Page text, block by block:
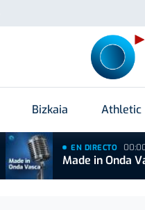
Bizkaia Athletic
EN DIRECTO
Made in Onda